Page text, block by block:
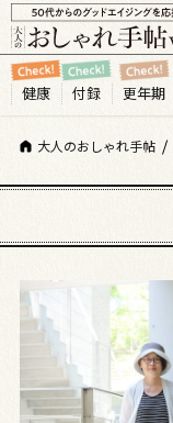
健康 付録 更年期
大人のおしゃれ手帖